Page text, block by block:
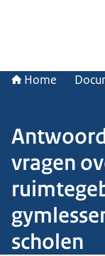
Home
vragen
scholen